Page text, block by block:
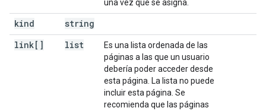
una vez que se asigna.
kind
string
link[]
list
Es una lista ordenada de las
páginas a las que un usuario
debería poder acceder desde
esta página. La lista no puede
incluir esta página. Se
recomienda que las páginas